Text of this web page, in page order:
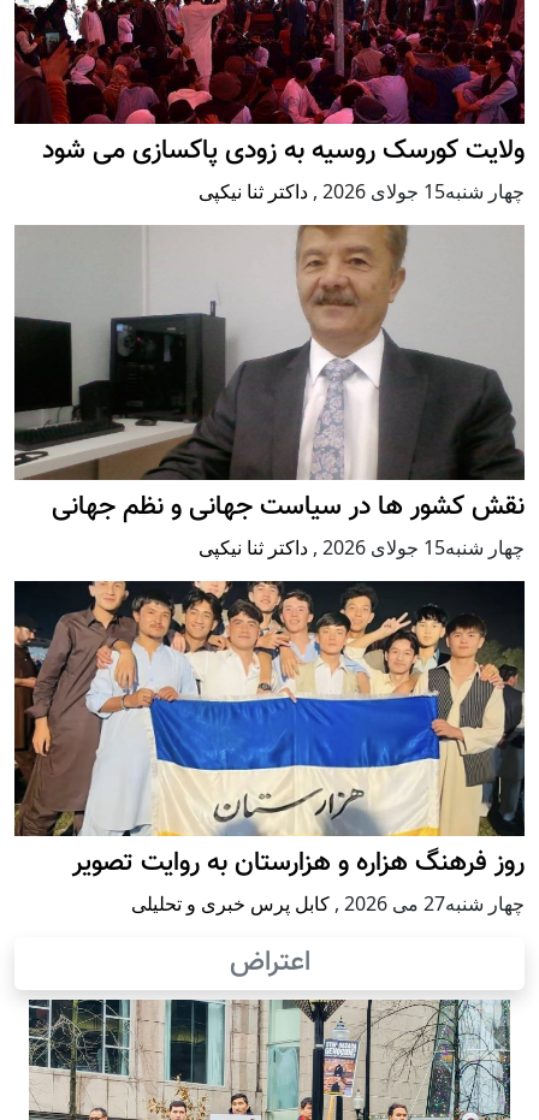
ولایت کورسک روسیه به زودی پاکسازی می شود
چهار شنبه15 جولای 2026 , داکتر ثنا نیکپی
نقش کشور ها در سیاست جهانی و نظم جهانی
چهار شنبه15 جولای 2026 , داکتر ثنا نیکپی
روز فرهنگ هزاره و هزارستان به روایت تصویر
چهار شنبه27 می 2026 , کابل پرس خبری و تحلیلی
اعتراض